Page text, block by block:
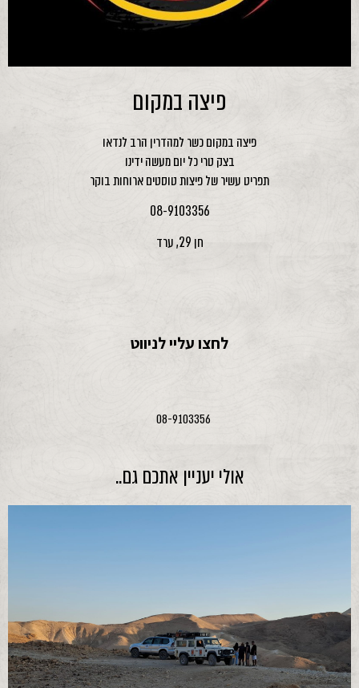
פיצה במקום
פיצה במקום כשר למהדרין הרב לנדאו
בצק טרי כל יום מעשה ידינו
תפריט עשיר של פיצות טוסטים ארוחות בוקר
08-9103356
חן 29, ערד
לחצו עליי לניווט
08-9103356
אולי יעניין אתכם גם..